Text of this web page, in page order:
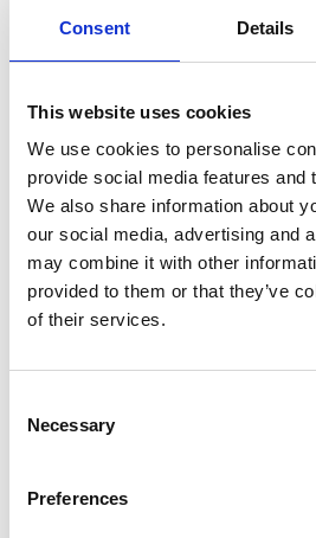
Consent Details
This website uses cookies
We use cookies to personalise
provide social media features and
We also share information about
our social media, advertising and
may combine it with other
provided to them or that they’ve
of their services.
Selection
Necessary
Preferences
1,35 x 3,05 Arbeitshöhe
13,2 m
€5.119,00 €6.346,76
Exkl. MwSt
Produkt anzeigen
Kunden